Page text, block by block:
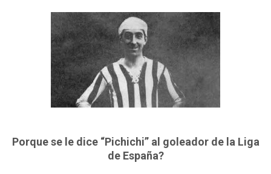
Porque se le dice “Pichichi” al goleador de la Liga
de España?